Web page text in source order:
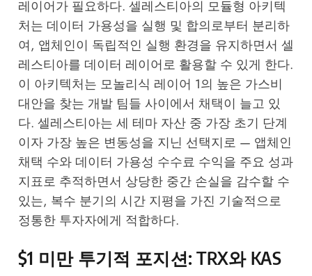
레이어가 필요하다. 셀레스티아의 모듈형 아키텍
처는 데이터 가용성을 실행 및 합의로부터 분리하
여, 앱체인이 독립적인 실행 환경을 유지하면서 셀
레스티아를 데이터 레이어로 활용할 수 있게 한다.
이 아키텍처는 모놀리식 레이어 1의 높은 가스비
대안을 찾는 개발 팀들 사이에서 채택이 늘고 있
다. 셀레스티아는 세 테마 자산 중 가장 초기 단계
이자 가장 높은 변동성을 지닌 선택지로 — 앱체인
채택 수와 데이터 가용성 수수료 수익을 주요 성과
지표로 추적하면서 상당한 중간 손실을 감수할 수
있는, 복수 분기의 시간 지평을 가진 기술적으로
정통한 투자자에게 적합하다.
$1 미만 투기적 포지션: TRX와 KAS